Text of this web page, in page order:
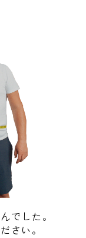
でした。
さい。